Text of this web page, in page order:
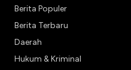
Berita Populer
Berita Terbaru
Daerah
Hukum & Kriminal